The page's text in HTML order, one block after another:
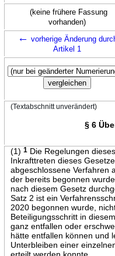
(keine frühere Fassung
vorhanden)
← vorherige Änderung
Artikel 1
(Textabschnitt unverändert)
§ 6
(1) 1Die Regelungen
Inkrafttreten dieses
abgeschlossene Verfahren
der bereits begonnen
nach diesem Gesetz
Satz 2 ist ein
2020 begonnen wurde,
Beteiligungsschritt in
ganz entfallen oder
hätte entfallen können und
Unterbleiben einer
erteilt werden konnte.